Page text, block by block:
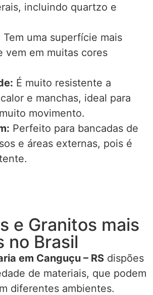
incluindo quartzo e
Tem uma superfície mais
vem em muitas cores
É muito resistente a
e manchas, ideal para
movimento.
Perfeito para bancadas de
e áreas externas, pois é
e Granitos mais
no Brasil
em Canguçu – RS dispões
de materiais, que podem
diferentes ambientes.